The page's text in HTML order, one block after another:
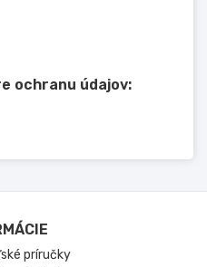
ochranu údajov:
príručky